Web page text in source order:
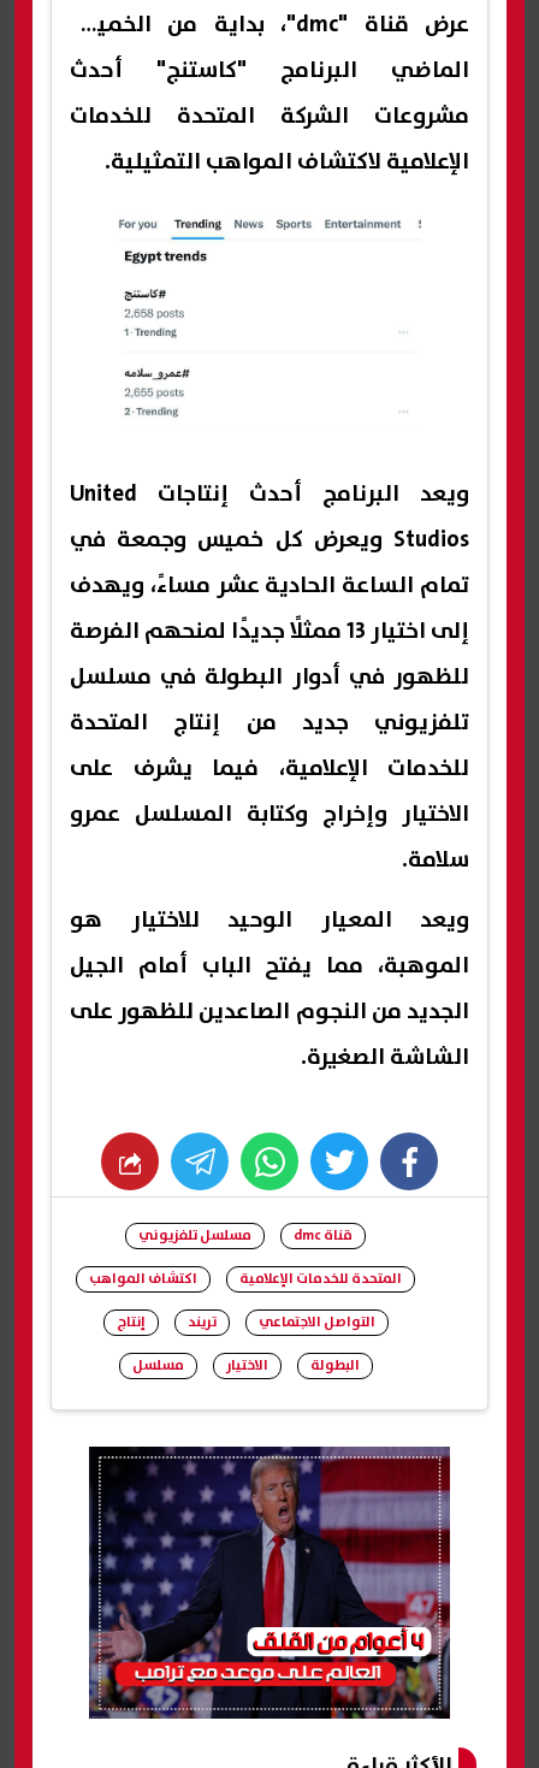
عرض قناة "dmc"، بداية من الخميس
الماضي البرنامج "كاستنج" أحدث
مشروعات الشركة المتحدة للخدمات
الإعلامية لاكتشاف المواهب التمثيلية.
ويعد البرنامج أحدث إنتاجات United
Studios ويعرض كل خميس وجمعة في
تمام الساعة الحادية عشر مساءً، ويهدف
إلى اختيار 13 ممثلًا جديدًا لمنحهم الفرصة
للظهور في أدوار البطولة في مسلسل
تلفزيوني جديد من إنتاج المتحدة
للخدمات الإعلامية، فيما يشرف على
الاختيار وإخراج وكتابة المسلسل عمرو
سلامة.
ويعد المعيار الوحيد للاختيار هو
الموهبة، مما يفتح الباب أمام الجيل
الجديد من النجوم الصاعدين للظهور على
الشاشة الصغيرة.
facebook
twitter
whats
قناة dmc
مسلسل تلفزيوني
المتحدة للخدمات الإعلامية
اكتشاف المواهب
التواصل الاجتماعي
تريند
إنتاج
البطولة
الاختيار مسلسل